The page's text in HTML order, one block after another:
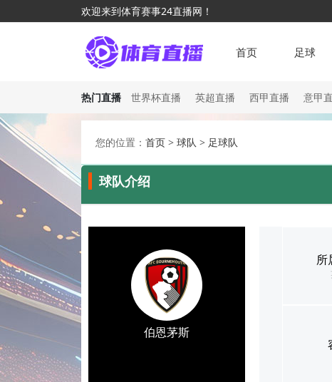
欢迎来到体育赛事24直播网！
首页 足球
热门直播 世界杯直播 英超直播 西甲直播 意甲
您的位置： 首页 > 球队 > 足球队
球队介绍
伯恩茅斯
所